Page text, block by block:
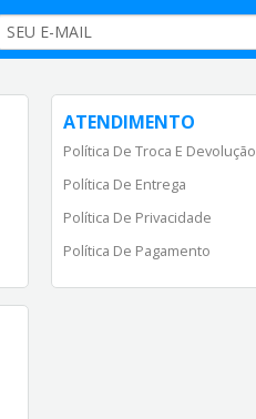
ATENDIMENTO
Política De Troca E Devolução
Política De Entrega
Política De Privacidade
Política De Pagamento